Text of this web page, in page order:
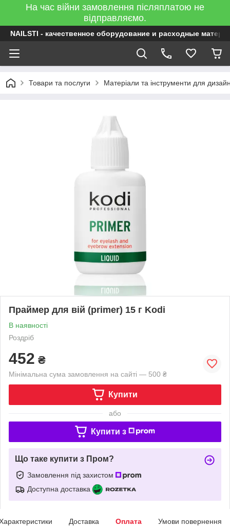
На час війни замовлення післяплатою не
відправляємо.
NAILSTI - качественное оборудование и расходные
Товари та послуги Матеріали та інструменти для
Праймер для вій (primer) 15 г Kodi
В наявності
Роздріб
452 ₴
Мінімальна сума замовлення на сайті — 500 ₴
Купити
або
Купити з
Що таке купити з Пром?
Замовлення під захистом
Доступна доставка
Доставка Оплата Умови повернення